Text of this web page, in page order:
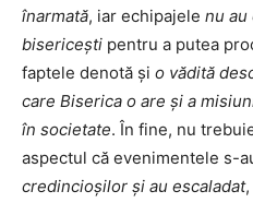
înarmată, iar echipajele nu
bisericești pentru a putea
faptele denotă și o vădită
care Biserica o are și a
în societate. În fine, nu
aspectul că evenimentele s-
credincioșilor și au escaladat,